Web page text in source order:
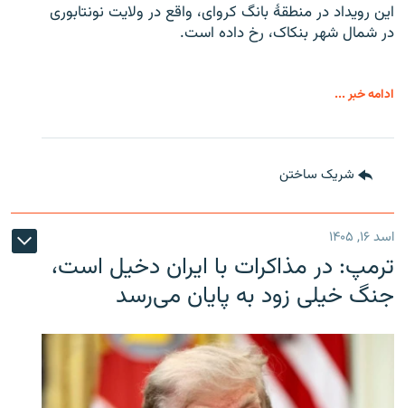
این رویداد در منطقۀ بانگ کروای، واقع در ولایت نونتابوری
در شمال شهر بنکاک، رخ داده است.
ادامه خبر ...
شریک ساختن
اسد ۱۶, ۱۴۰۵
ترمپ: در مذاکرات با ایران دخیل است،
جنگ خیلی زود به پایان می‌رسد